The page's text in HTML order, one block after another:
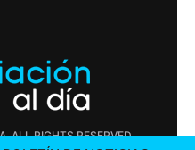
ALL RIGHTS RESERVED